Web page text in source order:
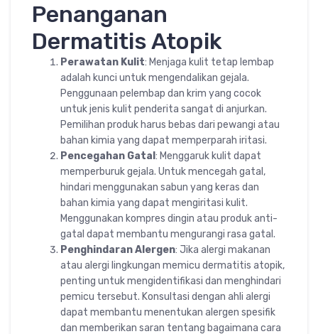
Penanganan
Dermatitis Atopik
Perawatan Kulit: Menjaga kulit tetap lembap
adalah kunci untuk mengendalikan gejala.
Penggunaan pelembap dan krim yang cocok
untuk jenis kulit penderita sangat di anjurkan.
Pemilihan produk harus bebas dari pewangi atau
bahan kimia yang dapat memperparah iritasi.
Pencegahan Gatal : Menggaruk kulit dapat
memperburuk gejala. Untuk mencegah gatal,
hindari menggunakan sabun yang keras dan
bahan kimia yang dapat mengiritasi kulit.
Menggunakan kompres dingin atau produk anti-
gatal dapat membantu mengurangi rasa gatal.
Penghindaran Alergen: Jika alergi makanan
atau alergi lingkungan memicu dermatitis atopik,
penting untuk mengidentifikasi dan menghindari
pemicu tersebut. Konsultasi dengan ahli alergi
dapat membantu menentukan alergen spesifik
dan memberikan saran tentang bagaimana cara